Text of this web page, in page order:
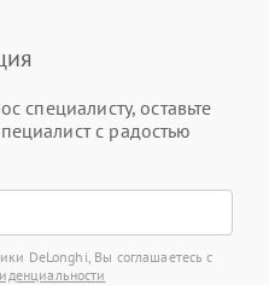
специалисту, оставьте
с радостью
DeLonghi, Вы соглашаетесь с